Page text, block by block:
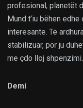
profesional, planetët
Mund t’iu bëhen
interesante. Të
stabilizuar, por ju
me çdo lloj shpenzimi.
Demi